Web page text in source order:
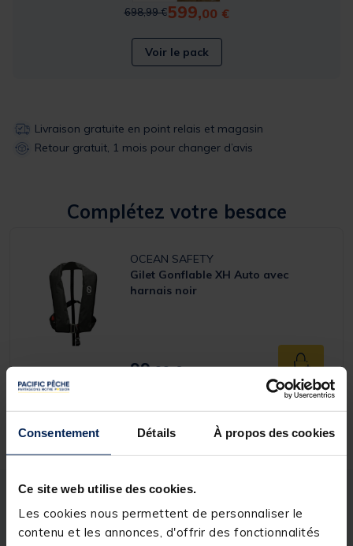
Consentement Détails À propos des cookies
Ce site web utilise des cookies.
Les cookies nous permettent de personnaliser le
contenu et les annonces, d'offrir des fonctionnalités
Price reduced from
698,99 €to
599,00 €
Voir le pack
Livraison gratuite en point relais et magasin
Retour gratuit, 1 mois pour changer d’avis
Complétez votre besace
OCEAN SAFETY
Gilet Gonflable XH Auto avec
harnais noir
99,99 € Ajouter